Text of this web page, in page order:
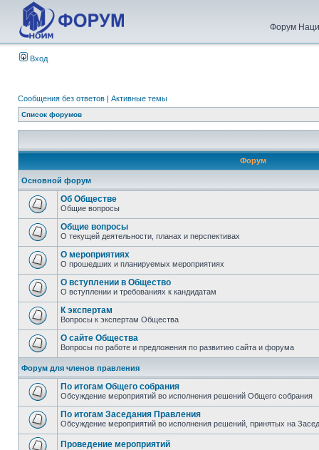
Форум
Вход
Сообщения без ответов | Активные темы
Список форумов
Форум
Основной форум
Об Обществе
Общие вопросы
Общие вопросы
О текущей деятельности, планах и перспективах
О мероприятиях
О прошедших и планируемых мероприятиях
О вступлении в Общество
О вступлении и требованиях к кандидатам
К экспертам
Вопросы к экспертам Общества
О сайте Общества
Вопросы по работе и предложения по развитию сайта и форума
Форум для членов правления
По итогам Общего собрания
Обсуждение мероприятий во исполнения решений Общего собрания
По итогам Заседания Правления
Обсуждение мероприятий во исполнения решений, принятых на
Проведение мероприятий